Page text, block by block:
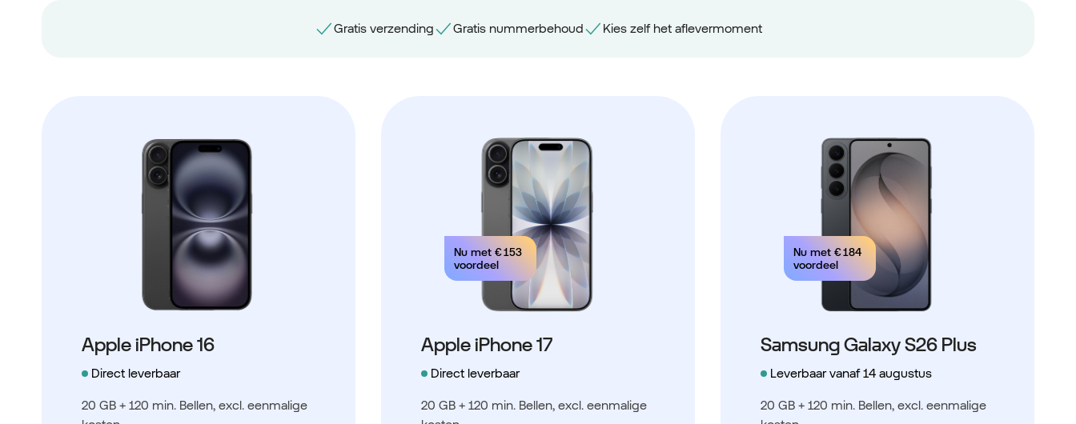
Gratis verzending Gratis nummerbehoud Kies zelf het aflevermoment
Apple iPhone 16
Direct leverbaar
20 GB + 120 min. Bellen, excl. eenmalige
Nu met € 153
voordeel
Apple iPhone 17
Direct leverbaar
20 GB + 120 min. Bellen, excl. eenmalige
Nu met € 184
voordeel
Samsung Galaxy S26 Plus
Leverbaar vanaf 14 augustus
20 GB + 120 min. Bellen, excl. eenmalige